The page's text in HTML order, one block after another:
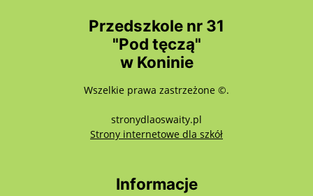
Przedszkole nr 31
"Pod tęczą"
w Koninie
Wszelkie prawa zastrzeżone ©.
stronydlaoswaity.pl
Strony internetowe dla szkółotwiera się w
Informacje